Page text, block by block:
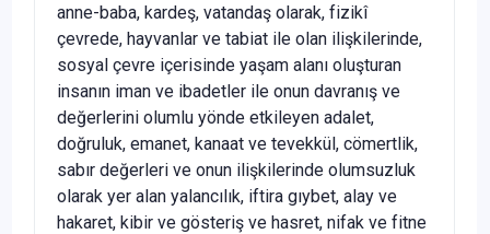
anne-baba, kardeş, vatandaş olarak, fizikî
çevrede, hayvanlar ve tabiat ile olan ilişkilerinde,
sosyal çevre içerisinde yaşam alanı oluşturan
insanın iman ve ibadetler ile onun davranış ve
değerlerini olumlu yönde etkileyen adalet,
doğruluk, emanet, kanaat ve tevekkül, cömertlik,
sabır değerleri ve onun ilişkilerinde olumsuzluk
olarak yer alan yalancılık, iftira gıybet, alay ve
hakaret, kibir ve gösteriş ve hasret, nifak ve fitne